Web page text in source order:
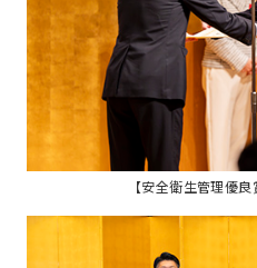
【安全衛生管理優